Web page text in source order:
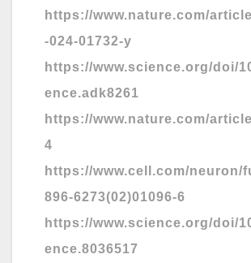
https://www.nature.com/
-024-01732-y
https://www.science.org/doi/
ence.adk8261
https://www.nature.com/
4
https://www.cell.com/neuron/
896-6273(02)01096-6
https://www.science.org/doi/
ence.8036517